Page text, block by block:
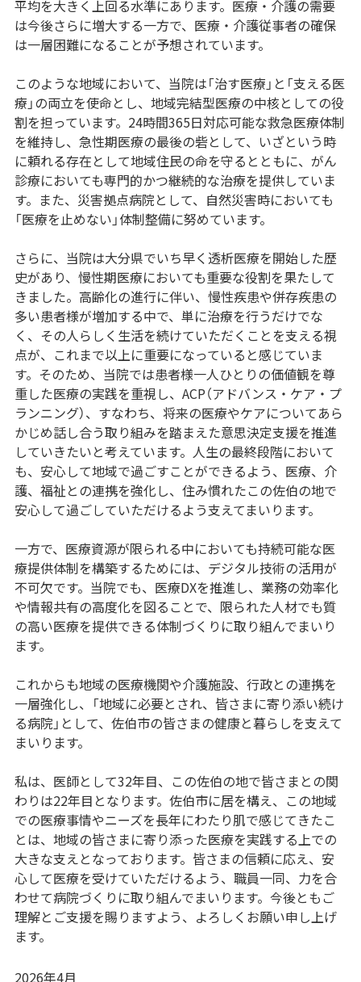
平均を大きく上回る水準にあります。医療・介護の需要
は今後さらに増大する一方で、医療・介護従事者の確保
は一層困難になることが予想されています。
このような地域において、当院は「治す医療」と「支える医
療」の両立を使命とし、地域完結型医療の中核としての役
割を担っています。24時間365日対応可能な救急医療体制
を維持し、急性期医療の最後の砦として、いざという時
に頼れる存在として地域住民の命を守るとともに、がん
診療においても専門的かつ継続的な治療を提供していま
す。また、災害拠点病院として、自然災害時においても
「医療を止めない」体制整備に努めています。
さらに、当院は大分県でいち早く透析医療を開始した歴
史があり、慢性期医療においても重要な役割を果たして
きました。高齢化の進行に伴い、慢性疾患や併存疾患の
多い患者様が増加する中で、単に治療を行うだけでな
く、その人らしく生活を続けていただくことを支える視
点が、これまで以上に重要になっていると感じていま
す。そのため、当院では患者様一人ひとりの価値観を尊
重した医療の実践を重視し、ACP（アドバンス・ケア・プ
ランニング）、すなわち、将来の医療やケアについてあら
かじめ話し合う取り組みを踏まえた意思決定支援を推進
していきたいと考えています。人生の最終段階において
も、安心して地域で過ごすことができるよう、医療、介
護、福祉との連携を強化し、住み慣れたこの佐伯の地で
安心して過ごしていただけるよう支えてまいります。
一方で、医療資源が限られる中においても持続可能な医
療提供体制を構築するためには、デジタル技術の活用が
不可欠です。当院でも、医療DXを推進し、業務の効率化
や情報共有の高度化を図ることで、限られた人材でも質
の高い医療を提供できる体制づくりに取り組んでまいり
ます。
これからも地域の医療機関や介護施設、行政との連携を
一層強化し、「地域に必要とされ、皆さまに寄り添い続け
る病院」として、佐伯市の皆さまの健康と暮らしを支えて
まいります。
私は、医師として32年目、この佐伯の地で皆さまとの関
わりは22年目となります。佐伯市に居を構え、この地域
での医療事情やニーズを長年にわたり肌で感じてきたこ
とは、地域の皆さまに寄り添った医療を実践する上での
大きな支えとなっております。皆さまの信頼に応え、安
心して医療を受けていただけるよう、職員一同、力を合
わせて病院づくりに取り組んでまいります。今後ともご
理解とご支援を賜りますよう、よろしくお願い申し上げ
ます。
2026年4月